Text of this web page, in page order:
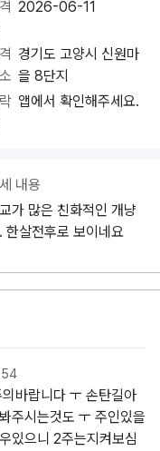
2026-06-11
경기도 고양시 신원마
을 8단지
앱에서 확인해주세요.
내용
가 많은 친화적인 개냥
한살전후로 보이네요
바랍니다 ㅜ 손탄길아
주시는것도 ㅜ 주인있을
있으니 2주는지켜보심